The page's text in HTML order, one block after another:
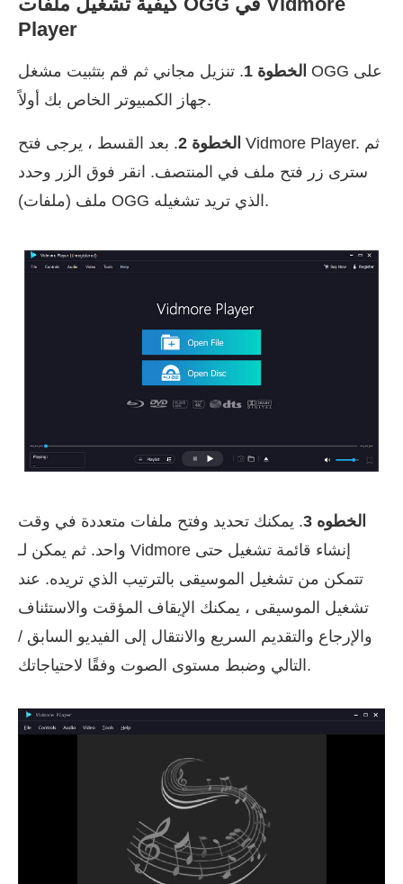
Player
الخطوة 1
. تنزيل مجاني ثم قم بتثبيت مشغل OGG على
جهاز الكمبيوتر الخاص بك أولاً.
الخطوة 2
. بعد القسط ، يرجى فتح Vidmore Player. ثم
سترى زر فتح ملف في المنتصف. انقر فوق الزر وحدد
ملف (ملفات) OGG الذي تريد تشغيله.
الخطوه 3
. يمكنك تحديد وفتح ملفات متعددة في وقت
واحد. ثم يمكن لـ Vidmore إنشاء قائمة تشغيل حتى
تتمكن من تشغيل الموسيقى بالترتيب الذي تريده. عند
تشغيل الموسيقى ، يمكنك الإيقاف المؤقت والاستئناف
والإرجاع والتقديم السريع والانتقال إلى الفيديو السابق /
التالي وضبط مستوى الصوت وفقًا لاحتياجاتك.